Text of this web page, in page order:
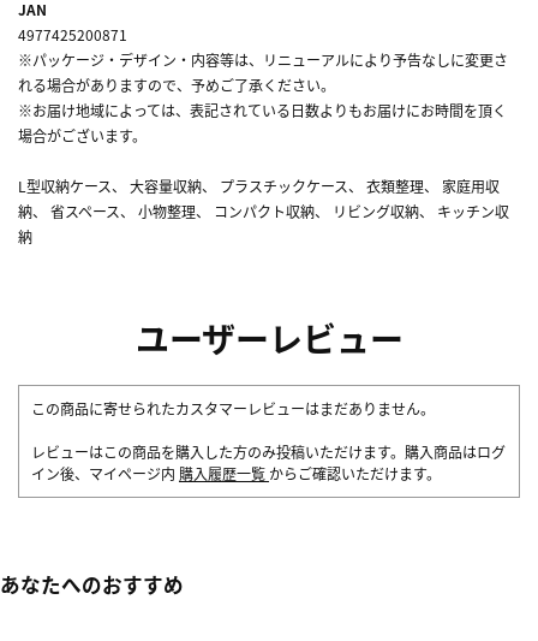
JAN
4977425200871
※パッケージ・デザイン・内容等は、リニューアルにより予告なしに変更さ
れる場合がありますので、予めご了承ください。
※お届け地域によっては、表記されている日数よりもお届けにお時間を頂く
場合がございます。
L型収納ケース、 大容量収納、 プラスチックケース、 衣類整理、 家庭用収
納、 省スペース、 小物整理、 コンパクト収納、 リビング収納、 キッチン収
納
ユーザーレビュー
この商品に寄せられたカスタマーレビューはまだありません。
レビューはこの商品を購入した方のみ投稿いただけます。購入商品はログ
イン後、マイページ内 購入履歴一覧 からご確認いただけます。
あなたへのおすすめ